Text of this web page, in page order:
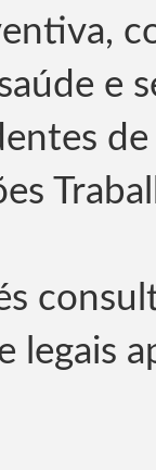
e
legais